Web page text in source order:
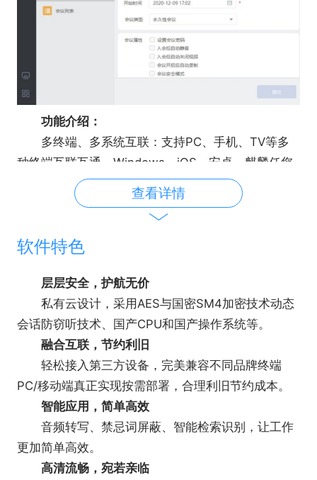
功能介绍：
多终端、多系统互联：支持PC、手机、TV等多
种终端互联互通，Windows、iOS、安卓、麒麟任您
随时随地远程协作：共享桌面、信息标注，多种
一键开启云直播：随时开启云直播模式，将您的
分屏布局灵活可控：多种分屏布局模式，自由灵
活可控，沟通互动更便
查看详情
软件特色
层层安全，护航无价
私有云设计，采用AES与国密SM4加密技术动态
会话防窃听技术、国产CPU和国产操作系统等。
融合互联，节约利旧
轻松接入第三方设备，完美兼容不同品牌终端
PC/移动端真正实现按需部署，合理利旧节约成本。
智能应用，简单高效
音频转写、禁忌词屏蔽、智能检索识别，让工作
更加简单高效。
高清流畅，宛若亲临